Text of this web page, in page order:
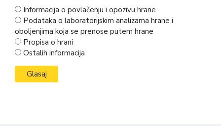
Informacija o povlačenju i opozivu hrane
Podataka o laboratorijskim analizama hrane i
oboljenjima koja se prenose putem hrane
Propisa o hrani
Ostalih informacija